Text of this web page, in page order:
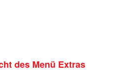
des Menü Extras